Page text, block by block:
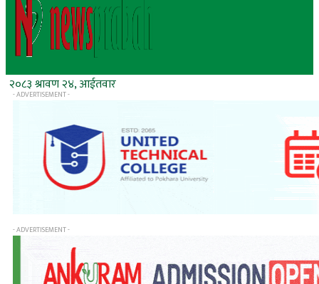
२०८३ श्रावण २४, आईतवार
- ADVERTISEMENT -
- ADVERTISEMENT -